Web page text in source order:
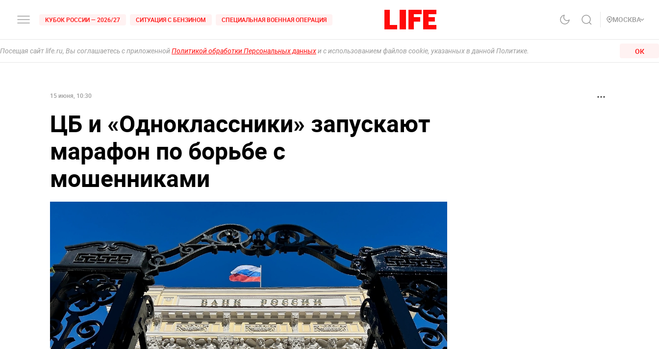
КУБОК РОССИИ — 2026/27 СИТУАЦИЯ С БЕНЗИНОМ СПЕЦИАЛЬНАЯ ВОЕННАЯ ОПЕРАЦИЯ МОСКВА
Посещая сайт life.ru, Вы соглашаетесь с приложеннойПолитикой обработки Персональных данныхи с использованием файлов cookie, указанных в данной Политике. ОК
15 июня, 10:30
ЦБ и «Одноклассники» запускают
марафон по борьбе с
мошенниками